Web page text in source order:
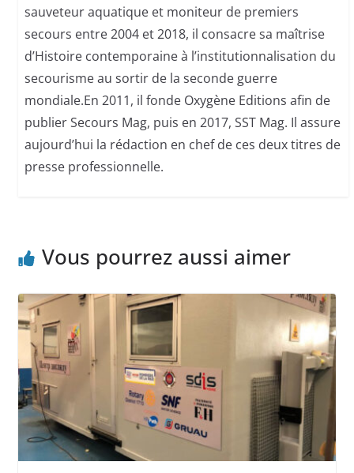
sauveteur aquatique et moniteur de premiers
secours entre 2004 et 2018, il consacre sa maîtrise
d’Histoire contemporaine à l’institutionnalisation du
secourisme au sortir de la seconde guerre
mondiale.En 2011, il fonde Oxygène Editions afin de
publier Secours Mag, puis en 2017, SST Mag. Il assure
aujourd’hui la rédaction en chef de ces deux titres de
presse professionnelle.
Vous pourrez aussi aimer